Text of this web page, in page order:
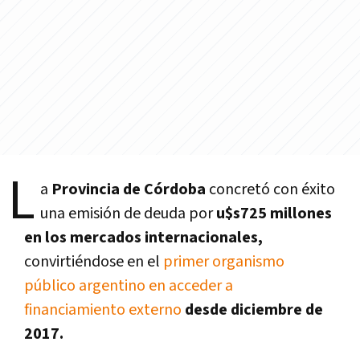
L a Provincia de Córdoba concretó con éxito
una emisión de deuda poru$s725 millones
en los mercados internacionales,
convirtiéndose en el primer organismo
público argentino en acceder a
financiamiento externo desde diciembre de
2017.